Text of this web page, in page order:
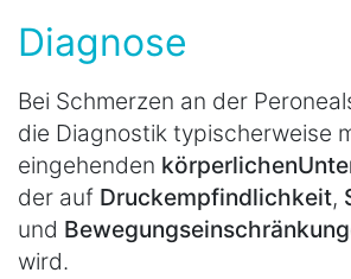
Diagnose
Bei Schmerzen an der
die Diagnostik typischerweise
eingehenden körperlichen
der auf Druckempfindlichkeit,
und
wird.